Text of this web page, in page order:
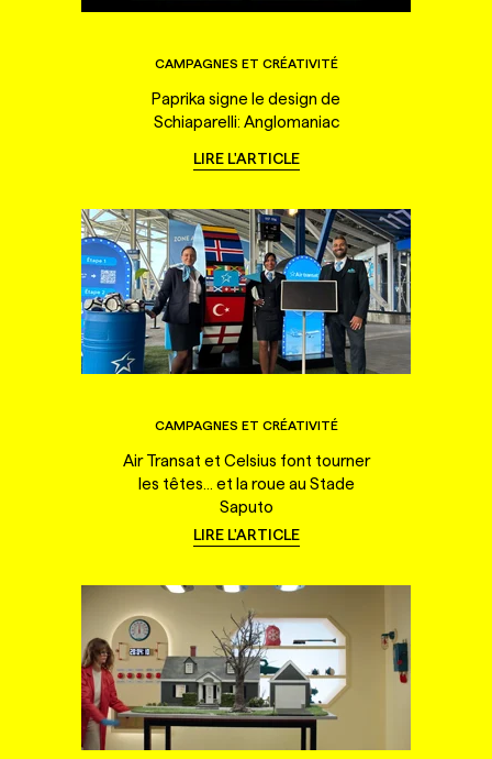
CAMPAGNES ET CRÉATIVITÉ
Paprika signe le design de
Schiaparelli: Anglomaniac
LIRE L'ARTICLE
CAMPAGNES ET CRÉATIVITÉ
Air Transat et Celsius font tourner
les têtes... et la roue au Stade
Saputo
LIRE L'ARTICLE